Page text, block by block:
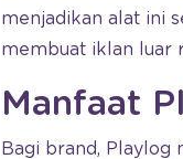
menjadikan alat ini
membuat iklan luar
Manfaat
Bagi brand, Playlog